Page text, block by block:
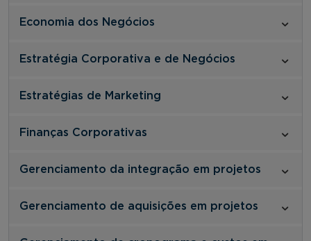
Economia dos Negócios
Estratégia Corporativa e de Negócios
Estratégias de Marketing
Finanças Corporativas
Gerenciamento da integração em projetos
Gerenciamento de aquisições em projetos